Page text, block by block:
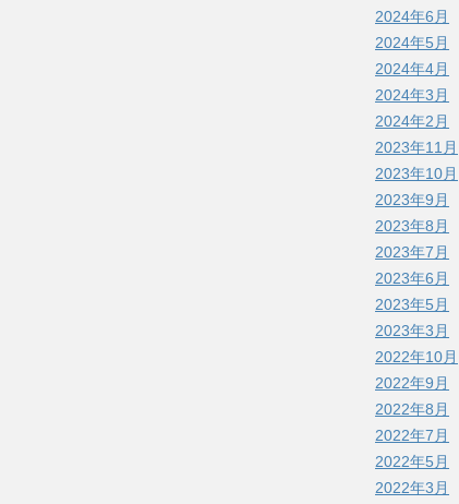
2024年6月
2024年5月
2024年4月
2024年3月
2024年2月
2023年11月
2023年10月
2023年9月
2023年8月
2023年7月
2023年6月
2023年5月
2023年3月
2022年10月
2022年9月
2022年8月
2022年7月
2022年5月
2022年3月